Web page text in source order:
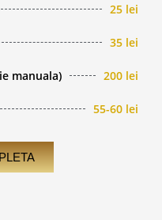
25 lei
35 lei
manuala) 200 lei
55-60 lei